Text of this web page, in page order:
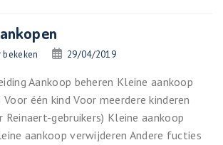
bekeken 29/04/2019
Aankoop beheren Kleine aankoop
één kind Voor meerdere kinderen
Reinaert-gebruikers) Kleine aankoop
aankoop verwijderen Andere fucties